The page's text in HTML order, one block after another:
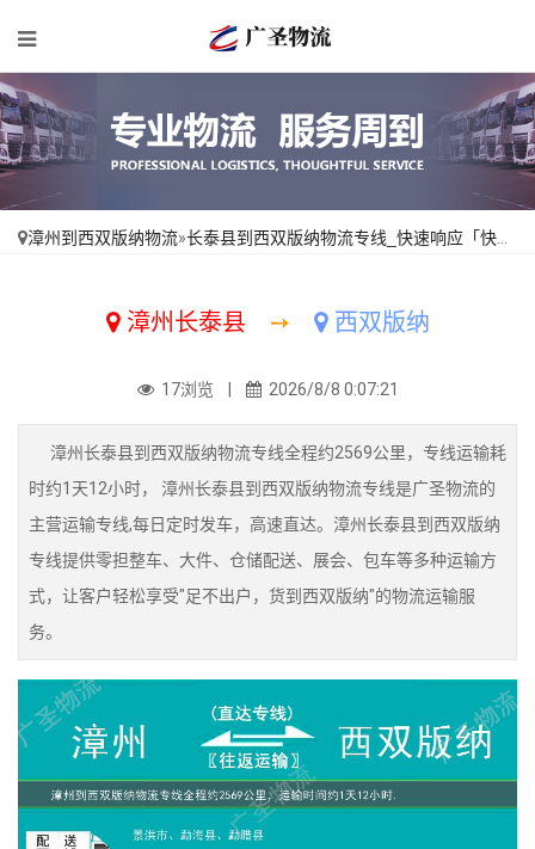
漳州到西双版纳物流»长泰县到西双版纳物流专线_快速响应「快速直达」
漳州长泰县 ➙ 西双版纳
17浏览 | 2026/8/8 0:07:21
漳州长泰县到西双版纳物流专线全程约2569公里，专线运输耗
时约1天12小时， 漳州长泰县到西双版纳物流专线是广圣物流的
主营运输专线,每日定时发车，高速直达。漳州长泰县到西双版纳
专线提供零担整车、大件、仓储配送、展会、包车等多种运输方
式，让客户轻松享受"足不出户，货到西双版纳"的物流运输服
务。